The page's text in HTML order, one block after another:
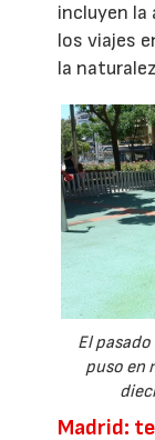
incluyen
los viajes
la
El
puso en
Madrid: